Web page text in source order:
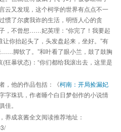
云又发现，这个柯学的世界有点点不一
惯了尔虞我诈的生活，明悟人心的贪
，不曾想……妃英理：“你完了！我要起
你抬起头了，头发盘起来，坐好。”有
脚软了。”和叶看了眼小兰，鼓了鼓胸
狂暴状态)：“你们都给我滚出去，这里是
，他的作品包括：《柯南：开局捡漏妃
字珠玑，作者睡个白日梦创作的小说情
。
养成哀酱全文阅读推荐地址：